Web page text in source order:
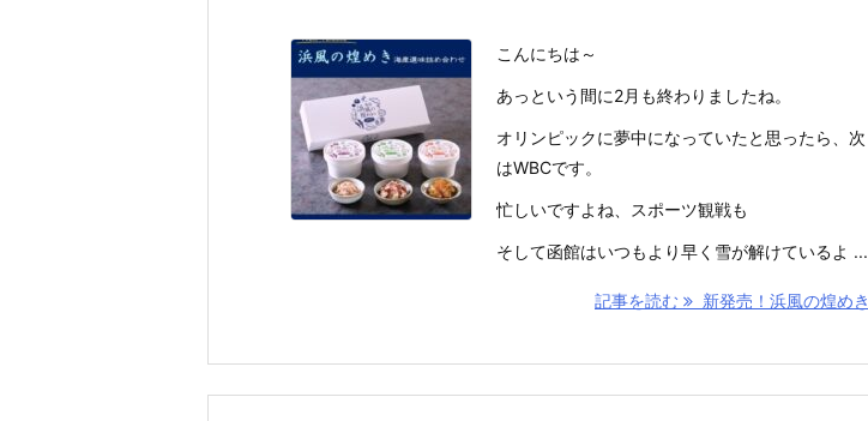
こんにちは～
あっという間に2月も終わりましたね。
オリンピックに夢中になっていたと思ったら、次
はWBCです。
忙しいですよね、スポーツ観戦も
そして函館はいつもより早く雪が解けているよ ...
記事を読む 新発売！浜風の煌めき